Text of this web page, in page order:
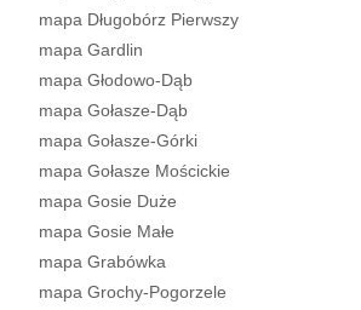
mapa Długobórz Pierwszy
mapa Gardlin
mapa Głodowo-Dąb
mapa Gołasze-Dąb
mapa Gołasze-Górki
mapa Gołasze Mościckie
mapa Gosie Duże
mapa Gosie Małe
mapa Grabówka
mapa Grochy-Pogorzele